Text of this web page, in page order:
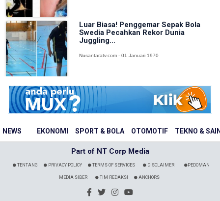
NEWS EKONOMI SPORT & BOLA OTOMOTIF TEKNO &
Luar Biasa! Penggemar Sepak Bola
Swedia Pecahkan Rekor Dunia
Juggling...
Nusantaratv.com - 01 Januari 1970
Part of NT Corp Media
TENTANG PRIVACY POLICY TERMS OF SERVICES DISCLAIMER PEDOMAN
MEDIA SIBER TIM REDAKSI ANCHORS